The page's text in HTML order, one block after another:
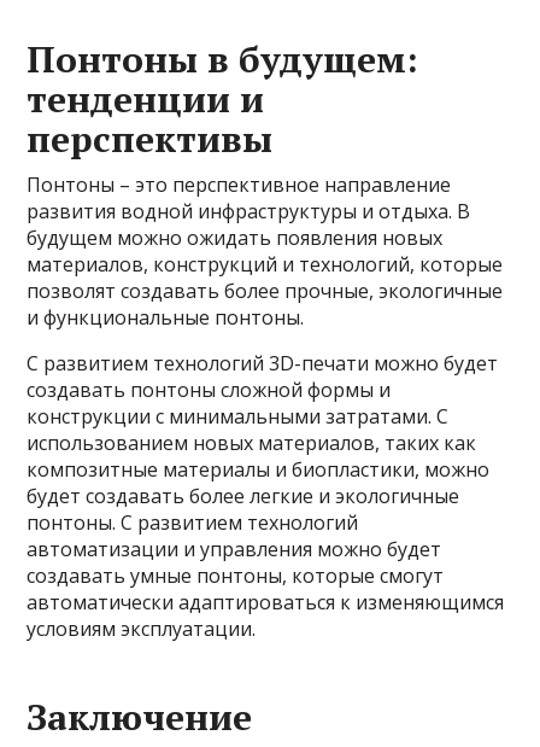
Понтоны в будущем:
тенденции и
перспективы
Понтоны – это перспективное направление
развития водной инфраструктуры и отдыха. В
будущем можно ожидать появления новых
материалов, конструкций и технологий, которые
позволят создавать более прочные, экологичные
и функциональные понтоны.
С развитием технологий 3D-печати можно будет
создавать понтоны сложной формы и
конструкции с минимальными затратами. С
использованием новых материалов, таких как
композитные материалы и биопластики, можно
будет создавать более легкие и экологичные
понтоны. С развитием технологий
автоматизации и управления можно будет
создавать умные понтоны, которые смогут
автоматически адаптироваться к изменяющимся
условиям эксплуатации.
Заключение